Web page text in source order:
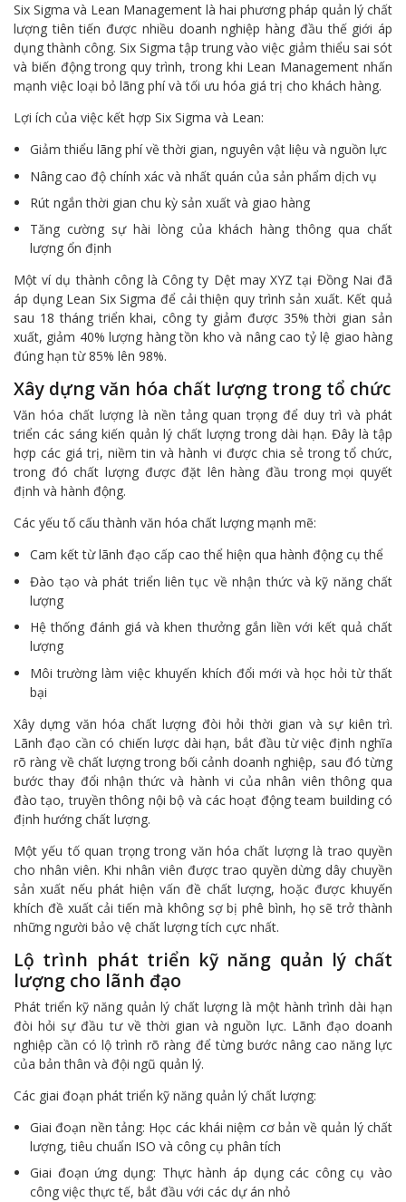
Six Sigma và Lean Management là hai phương pháp quản lý chất
lượng tiên tiến được nhiều doanh nghiệp hàng đầu thế giới áp
dụng thành công. Six Sigma tập trung vào việc giảm thiểu sai sót
và biến động trong quy trình, trong khi Lean Management nhấn
mạnh việc loại bỏ lãng phí và tối ưu hóa giá trị cho khách hàng.
Lợi ích của việc kết hợp Six Sigma và Lean:
Giảm thiểu lãng phí về thời gian, nguyên vật liệu và nguồn lực
Nâng cao độ chính xác và nhất quán của sản phẩm dịch vụ
Rút ngắn thời gian chu kỳ sản xuất và giao hàng
Tăng cường sự hài lòng của khách hàng thông qua chất
lượng ổn định
Một ví dụ thành công là Công ty Dệt may XYZ tại Đồng Nai đã
áp dụng Lean Six Sigma để cải thiện quy trình sản xuất. Kết quả
sau 18 tháng triển khai, công ty giảm được 35% thời gian sản
xuất, giảm 40% lượng hàng tồn kho và nâng cao tỷ lệ giao hàng
đúng hạn từ 85% lên 98%.
Xây dựng văn hóa chất lượng trong tổ chức
Văn hóa chất lượng là nền tảng quan trọng để duy trì và phát
triển các sáng kiến quản lý chất lượng trong dài hạn. Đây là tập
hợp các giá trị, niềm tin và hành vi được chia sẻ trong tổ chức,
trong đó chất lượng được đặt lên hàng đầu trong mọi quyết
định và hành động.
Các yếu tố cấu thành văn hóa chất lượng mạnh mẽ:
Cam kết từ lãnh đạo cấp cao thể hiện qua hành động cụ thể
Đào tạo và phát triển liên tục về nhận thức và kỹ năng chất
lượng
Hệ thống đánh giá và khen thưởng gắn liền với kết quả chất
lượng
Môi trường làm việc khuyến khích đổi mới và học hỏi từ thất
bại
Xây dựng văn hóa chất lượng đòi hỏi thời gian và sự kiên trì.
Lãnh đạo cần có chiến lược dài hạn, bắt đầu từ việc định nghĩa
rõ ràng về chất lượng trong bối cảnh doanh nghiệp, sau đó từng
bước thay đổi nhận thức và hành vi của nhân viên thông qua
đào tạo, truyền thông nội bộ và các hoạt động team building có
định hướng chất lượng.
Một yếu tố quan trọng trong văn hóa chất lượng là trao quyền
cho nhân viên. Khi nhân viên được trao quyền dừng dây chuyền
sản xuất nếu phát hiện vấn đề chất lượng, hoặc được khuyến
khích đề xuất cải tiến mà không sợ bị phê bình, họ sẽ trở thành
những người bảo vệ chất lượng tích cực nhất.
Lộ trình phát triển kỹ năng quản lý chất
lượng cho lãnh đạo
Phát triển kỹ năng quản lý chất lượng là một hành trình dài hạn
đòi hỏi sự đầu tư về thời gian và nguồn lực. Lãnh đạo doanh
nghiệp cần có lộ trình rõ ràng để từng bước nâng cao năng lực
của bản thân và đội ngũ quản lý.
Các giai đoạn phát triển kỹ năng quản lý chất lượng:
Giai đoạn nền tảng: Học các khái niệm cơ bản về quản lý chất
lượng, tiêu chuẩn ISO và công cụ phân tích
Giai đoạn ứng dụng: Thực hành áp dụng các công cụ vào
công việc thực tế, bắt đầu với các dự án nhỏ